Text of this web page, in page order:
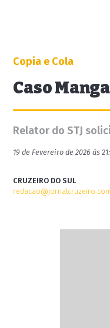
Copia e Cola
Caso
Relator do STJ
19 de Fevereiro de 2026 às
CRUZEIRO DO SUL